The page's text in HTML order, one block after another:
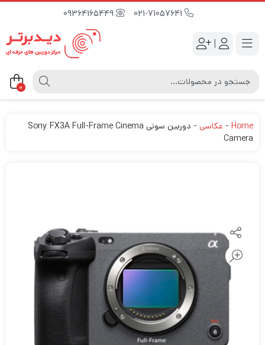
09364165449
|
0
Home
- عکاسی -
دوربین سونی Sony FX3A Full-Frame Cinema
Camera